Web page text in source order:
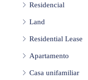
Residencial
Land
Residential Lease
Apartamento
Casa unifamiliar